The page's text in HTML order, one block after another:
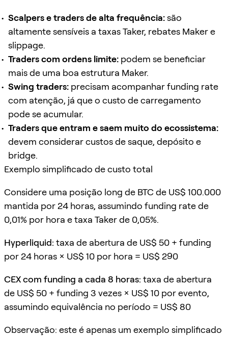
Scalpers e traders de alta frequência:são
altamente sensíveis a taxas Taker, rebates Maker e
slippage.
Traders com ordens limite: podem se beneficiar
mais de uma boa estrutura Maker.
Swing traders: precisam acompanhar funding rate
com atenção, já que o custo de carregamento
pode se acumular.
Traders que entram e saem muito do ecossistema:
devem considerar custos de saque, depósito e
bridge.
Exemplo simplificado de custo total
Considere uma posição long de BTC de US$ 100.000
mantida por 24 horas, assumindo funding rate de
0,01% por hora e taxa Taker de 0,05%.
Hyperliquid: taxa de abertura de US$ 50 + funding
por 24 horas × US$ 10 por hora = US$ 290
CEX com funding a cada 8 horas: taxa de abertura
de US$ 50 + funding 3 vezes × US$ 10 por evento,
assumindo equivalência no período = US$ 80
Observação: este é apenas um exemplo simplificado